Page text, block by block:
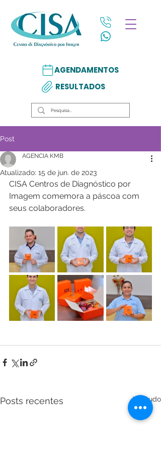
AGENDAMENTOS
RESULTADOS
Post
AGENCIA KMB
Atualizado: 15 de jun. de 2023
CISA Centros de Diagnóstico por
Imagem comemora a páscoa com
seus colaboradores.
Posts recentes Ver tudo